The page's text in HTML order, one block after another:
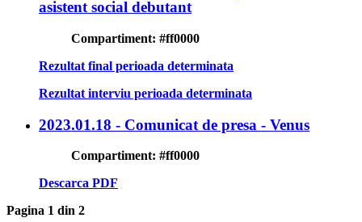
asistent social debutant
Compartiment: #ff0000
Rezultat final perioada determinata
Rezultat interviu perioada determinata
2023.01.18 - Comunicat de presa - Venus
Compartiment: #ff0000
Descarca PDF
Pagina 1 din 2